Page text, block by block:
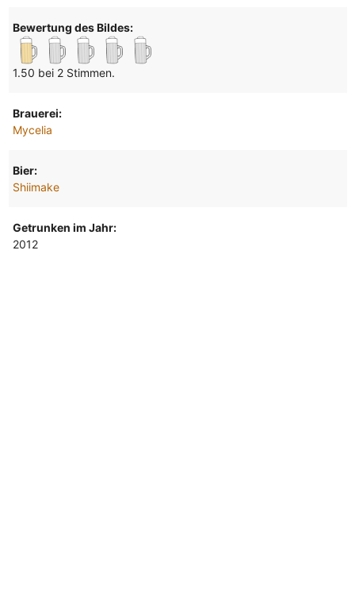
Bewertung des Bildes:
1.50 bei 2 Stimmen.
Brauerei:
Mycelia
Bier:
Shiimake
Getrunken im Jahr:
2012